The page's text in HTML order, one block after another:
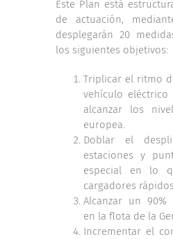
Este Plan está
de actuación,
desplegarán 20
los siguientes objetivos:
Triplicar el ritmo
vehículo eléctrico
alcanzar los
europea.
Doblar el
estaciones y
especial en lo
cargadores
Alcanzar un 90%
en la flota de la
Incrementar el